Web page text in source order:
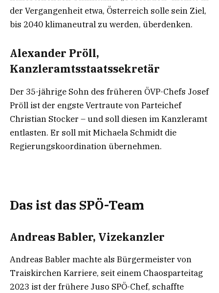
der Vergangenheit etwa, Österreich solle sein Ziel,
bis 2040 klimaneutral zu werden, überdenken.
Alexander Pröll,
Kanzleramtsstaatssekretär
Der 35-jährige Sohn des früheren ÖVP-Chefs Josef
Pröll ist der engste Vertraute von Parteichef
Christian Stocker – und soll diesen im Kanzleramt
entlasten. Er soll mit Michaela Schmidt die
Regierungskoordination übernehmen.
Das ist das SPÖ-Team
Andreas Babler, Vizekanzler
Andreas Babler machte als Bürgermeister von
Traiskirchen Karriere, seit einem Chaosparteitag
2023 ist der frühere Juso SPÖ-Chef, schaffte